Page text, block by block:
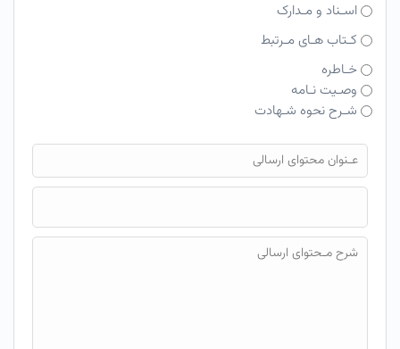
اسـناد و مـدارک
کـتاب هـای مـرتبط
خـاطره
وصـیت نـامه
شـرح نحوه شـهادت
فایل محتوای ارسالی